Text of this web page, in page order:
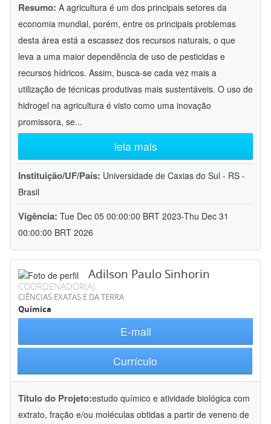
Resumo: A agricultura é um dos principais setores da
economia mundial, porém, entre os principais problemas
desta área está a escassez dos recursos naturais, o que
leva a uma maior dependência de uso de pesticidas e
recursos hídricos. Assim, busca-se cada vez mais a
utilização de técnicas produtivas mais sustentáveis. O uso de
hidrogel na agricultura é visto como uma inovação
promissora, se...
leia mais
Instituição/UF/País: Universidade de Caxias do Sul - RS -
Brasil
Vigência: Tue Dec 05 00:00:00 BRT 2023-Thu Dec 31
00:00:00 BRT 2026
Adilson Paulo Sinhorin
COORDENADOR(A)
CIÊNCIAS EXATAS E DA TERRA
Química
E-mail
Currículo
Título do Projeto:estudo químico e atividade biológica com
extrato, fração e/ou moléculas obtidas a partir de veneno de